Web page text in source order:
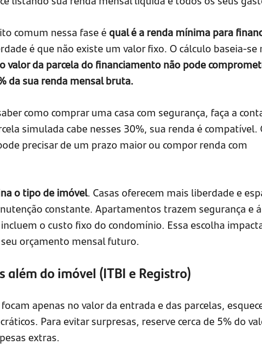
comum nessa fase équal é a renda mínima para
é que não existe um valor fixo. O cálculo baseia-se
o valor da parcela do financiamento não pode
da sua renda mensal bruta.
como comprar uma casa com segurança, faça a
simulada cabe nesses 30%, sua renda é compatível.
precisar de um prazo maior ou compor renda com
o tipo de imóvel. Casas oferecem mais liberdade e
constante. Apartamentos trazem segurança e
o custo fixo do condomínio. Essa escolha
orçamento mensal futuro.
além do imóvel (ITBI e Registro)
apenas no valor da entrada e das parcelas,
Para evitar surpresas, reserve cerca de 5% do
extras.